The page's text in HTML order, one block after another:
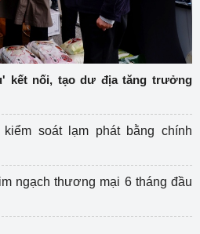
kết nối, tạo dư địa tăng trưởng
soát lạm phát bằng chính
ngạch thương mại 6 tháng đầu